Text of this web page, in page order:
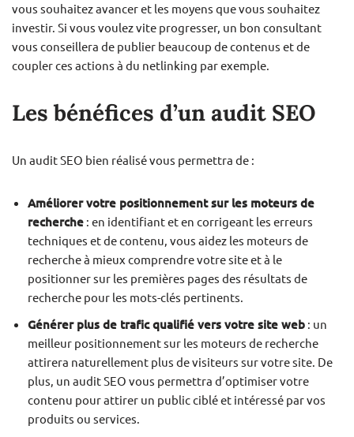
vous souhaitez avancer et les moyens que vous souhaitez
investir. Si vous voulez vite progresser, un bon consultant
vous conseillera de publier beaucoup de contenus et de
coupler ces actions à du netlinking par exemple.
Les bénéfices d’un audit SEO
Un audit SEO bien réalisé vous permettra de :
Améliorer votre positionnement sur les moteurs de
recherche : en identifiant et en corrigeant les erreurs
techniques et de contenu, vous aidez les moteurs de
recherche à mieux comprendre votre site et à le
positionner sur les premières pages des résultats de
recherche pour les mots-clés pertinents.
Générer plus de trafic qualifié vers votre site web : un
meilleur positionnement sur les moteurs de recherche
attirera naturellement plus de visiteurs sur votre site. De
plus, un audit SEO vous permettra d’optimiser votre
contenu pour attirer un public ciblé et intéressé par vos
produits ou services.